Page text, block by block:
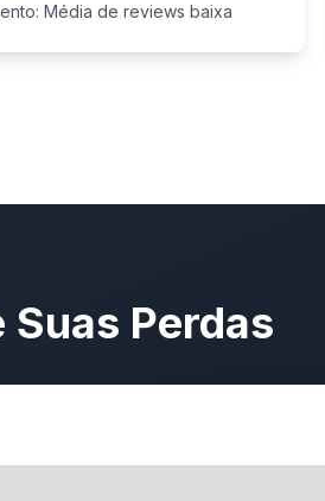
Média de reviews baixa
Suas Perdas